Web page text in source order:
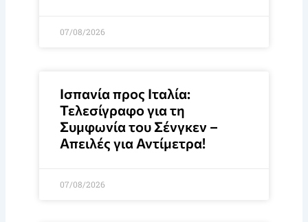
07/08/2026
Ισπανία προς Ιταλία:
Τελεσίγραφο για τη
Συμφωνία του Σένγκεν –
Απειλές για Αντίμετρα!
07/08/2026